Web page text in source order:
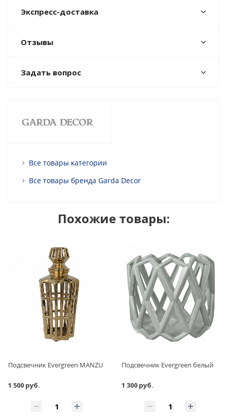
Экспресс-доставка
Отзывы
Задать вопрос
Все товары категории
Все товары бренда Garda Decor
Похожие товары:
Подсвечник Evergreen MANZU
1 500 руб.
Подсвечник Evergreen белый
1 300 руб.